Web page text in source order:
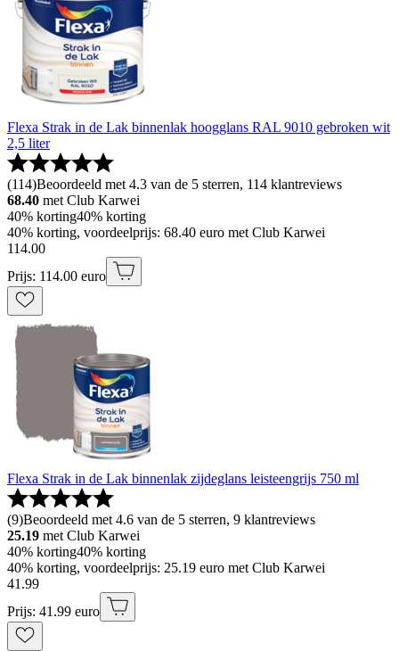
Flexa Strak in de Lak binnenlak hoogglans RAL 9010 gebroken wit
2,5 liter
(114)Beoordeeld met 4.3 van de 5 sterren, 114 klantreviews
68.40 met Club Karwei
40% korting40% korting
40% korting, voordeelprijs: 68.40 euro met Club Karwei
114.00
Prijs: 114.00 euro
Flexa Strak in de Lak binnenlak zijdeglans leisteengrijs 750 ml
(9)Beoordeeld met 4.6 van de 5 sterren, 9 klantreviews
25.19 met Club Karwei
40% korting40% korting
40% korting, voordeelprijs: 25.19 euro met Club Karwei
41 .99
Prijs: 41.99 euro